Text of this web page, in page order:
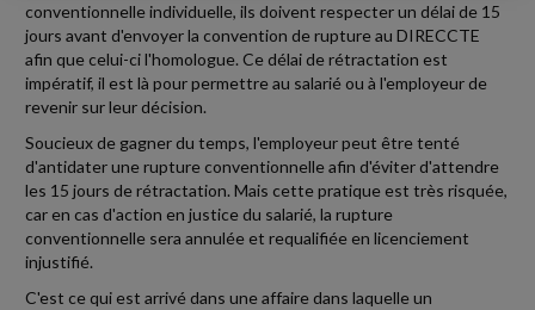
conventionnelle individuelle, ils doivent respecter un délai de 15
jours avant d'envoyer la convention de rupture au DIRECCTE
afin que celui-ci l'homologue. Ce délai de rétractation est
impératif, il est là pour permettre au salarié ou à l'employeur de
revenir sur leur décision.
Soucieux de gagner du temps, l'employeur peut être tenté
d'antidater une rupture conventionnelle afin d'éviter d'attendre
les 15 jours de rétractation. Mais cette pratique est très risquée,
car en cas d'action en justice du salarié, la rupture
conventionnelle sera annulée et requalifiée en licenciement
injustifié.
C'est ce qui est arrivé dans une affaire dans laquelle un